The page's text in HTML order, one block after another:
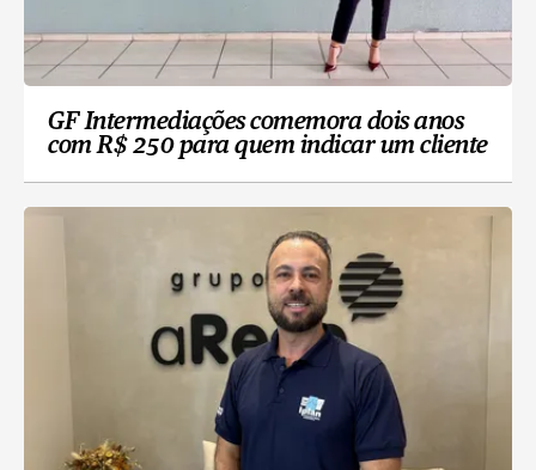
GF Intermediações comemora dois anos
com R$ 250 para quem indicar um cliente